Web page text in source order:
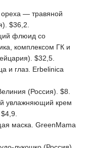
— травяной
$36,2.
флюид со
комплексом ГК и
$32,5.
и глаз. Erbelinica
(Россия). $8.
увлажняющий крем
маска. GreenMama